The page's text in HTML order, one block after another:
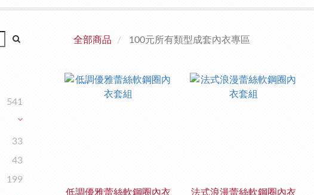
541
33
43
199
全部商品 100元所有類型成套內衣專區
低調優雅蕾絲軟鋼圈內衣
法式浪漫蕾絲軟鋼圈內衣